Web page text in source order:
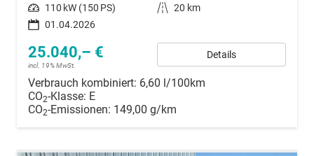
Leistung 110 kW (150 PS) Kilometerstand 20 km
01.04.2026
25.040,– €
incl. 19% MwSt.
Details
Verbrauch kombiniert: 6,60 l/100km
CO2-Klasse: E
CO2-Emissionen: 149,00 g/km